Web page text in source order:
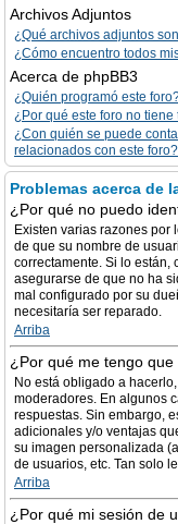
Archivos Adjuntos
¿Qué archivos adjuntos
¿Cómo encuentro todos
Acerca de phpBB3
¿Quién programó este
¿Por qué este foro no tiene
¿Con quién se puede
relacionados con este foro?
Problemas acerca de
¿Por qué no puedo
Existen varias razones por
de que su nombre de
correctamente. Si lo están,
asegurarse de que no ha
mal configurado por su
necesitaría ser reparado.
Arriba
¿Por qué me tengo
No está obligado a
moderadores. En algunos
respuestas. Sin embargo,
adicionales y/o ventajas
su imagen personalizada
de usuarios, etc. Tan solo
Arriba
¿Por qué mi sesión de